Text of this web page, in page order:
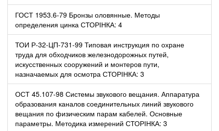
ГОСТ 1953.6-79 Бронзы оловянные. Методы
определения цинка СТОРІНКА: 4
ТОИ Р-32-ЦП-731-99 Типовая инструкция по охране
труда для обходчиков железнодорожных путей,
искусственных сооружений и монтеров пути,
назначаемых для осмотра СТОРІНКА: 3
ОСТ 45.107-98 Системы звукового вещания. Аппаратура
образования каналов соединительных линий звукового
вещания по физическим парам кабелей. Основные
параметры. Методика измерений СТОРІНКА: 3